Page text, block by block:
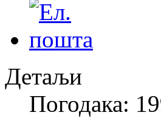
Детаљи
Погодака: